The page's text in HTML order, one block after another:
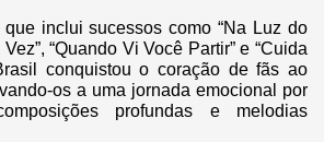
inclui sucessos como “Na Luz do
“Quando Vi Você Partir” e “Cuida
conquistou o coração de fãs ao
os a uma jornada emocional por
profundas e melodias